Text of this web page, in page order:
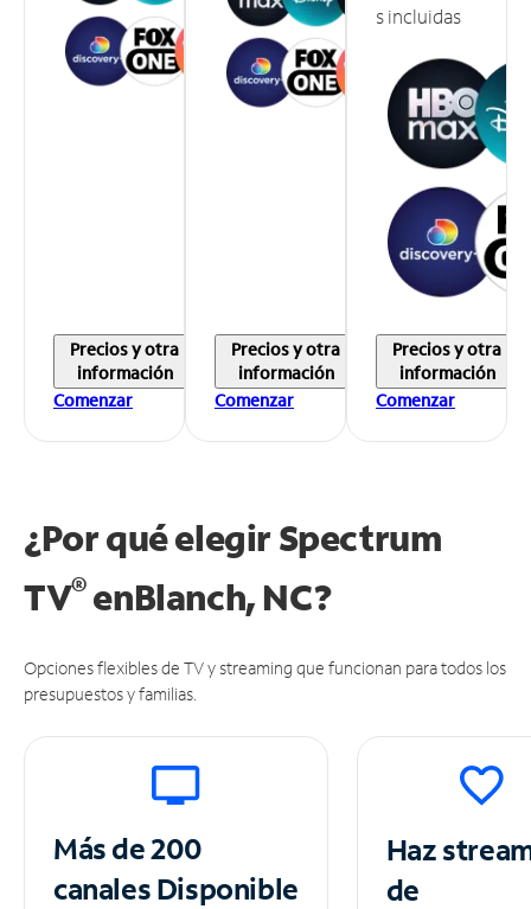
Precios y otra
información
Comenzar
Precios y otra
información
Comenzar
s incluidas
Precios y otra
información
Comenzar
¿Por qué elegir Spectrum
TV®enBlanch, NC?
Opciones flexibles de TV y streaming que funcionan para todos los
presupuestos y familias.
Más de 200
canalesDisponible
Haz
de